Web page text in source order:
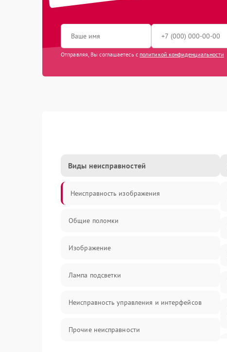
Отправляя, Вы соглашаетесь с политикой конфиденциальности
Виды неисправностей
Неисправность изображения
Общие поломки
Изображение
Лампа подсветки
Неисправность управления и интерфейсов
Прочие неисправности